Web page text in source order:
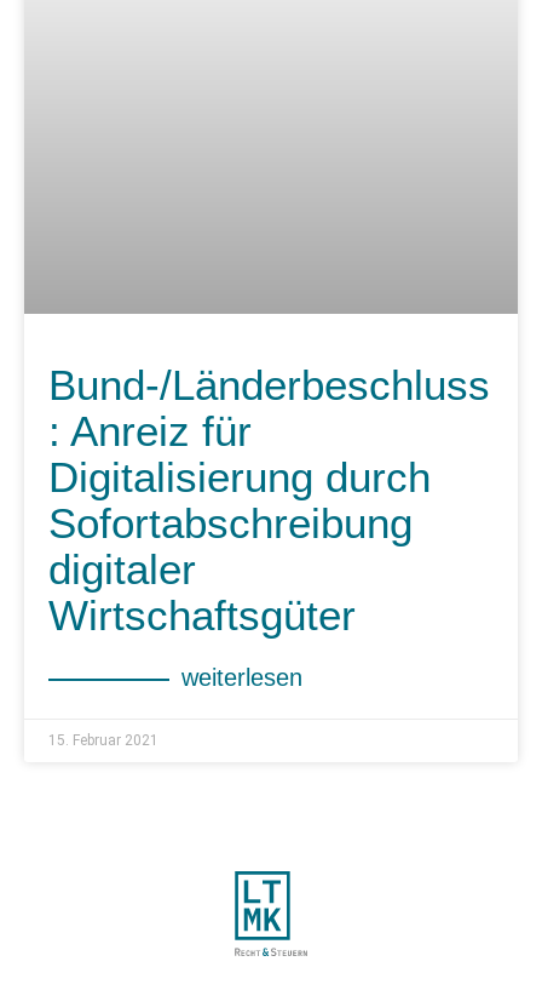
Bund-/Länderbeschluss
: Anreiz für
Digitalisierung durch
Sofortabschreibung
digitaler
Wirtschaftsgüter
weiterlesen
15. Februar 2021